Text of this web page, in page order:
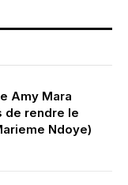
Amy Mara
de rendre le
Ndoye)